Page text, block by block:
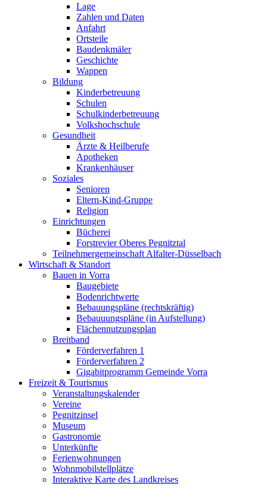
Lage
Zahlen und Daten
Anfahrt
Ortsteile
Baudenkmäler
Geschichte
Wappen
Bildung
Kinderbetreuung
Schulen
Schulkinderbetreuung
Volkshochschule
Gesundheit
Ärzte & Heilberufe
Apotheken
Krankenhäuser
Soziales
Senioren
Eltern-Kind-Gruppe
Religion
Einrichtungen
Bücherei
Forstrevier Oberes Pegnitztal
Teilnehmergemeinschaft Alfalter-Düsselbach
Wirtschaft & Standort
Bauen in Vorra
Baugebiete
Bodenrichtwerte
Bebauungspläne (rechtskräftig)
Bebauuungspläne (in Aufstellung)
Flächennutzungsplan
Breitband
Förderverfahren 1
Förderverfahren 2
Gigabitprogramm Gemeinde Vorra
Freizeit & Tourismus
Veranstaltungskalender
Vereine
Pegnitzinsel
Museum
Gastronomie
Unterkünfte
Ferienwohnungen
Wohnmobilstellplätze
Interaktive Karte des Landkreises